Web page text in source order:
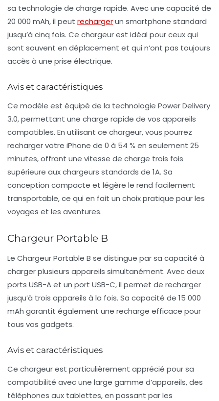
sa technologie de charge rapide. Avec une capacité de
20 000 mAh, il peut rechargerun smartphone standard
jusqu’à cinq fois. Ce chargeur est idéal pour ceux qui
sont souvent en déplacement et qui n’ont pas toujours
accès à une prise électrique.
Avis et caractéristiques
Ce modèle est équipé de la technologie Power Delivery
3.0, permettant une charge rapide de vos appareils
compatibles. En utilisant ce chargeur, vous pourrez
recharger votre iPhone de 0 à 54 % en seulement 25
minutes, offrant une vitesse de charge trois fois
supérieure aux chargeurs standards de 1A. Sa
conception compacte et légère le rend facilement
transportable, ce qui en fait un choix pratique pour les
voyages et les aventures.
Chargeur Portable B
Le Chargeur Portable B se distingue par sa capacité à
charger plusieurs appareils simultanément. Avec deux
ports USB-A et un port USB-C, il permet de recharger
jusqu’à trois appareils à la fois. Sa capacité de 15 000
mAh garantit également une recharge efficace pour
tous vos gadgets.
Avis et caractéristiques
Ce chargeur est particulièrement apprécié pour sa
compatibilité avec une large gamme d’appareils, des
téléphones aux tablettes, en passant par les